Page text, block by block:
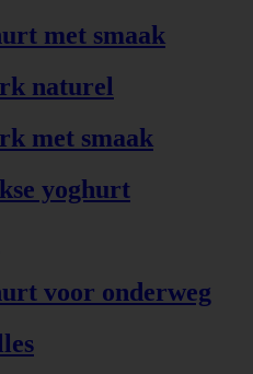
met smaak
naturel
met smaak
yoghurt
voor onderweg